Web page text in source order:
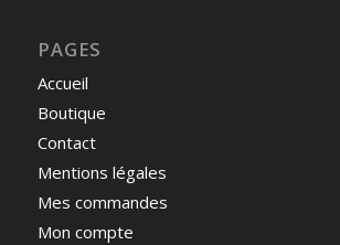
PAGES
Accueil
Boutique
Contact
Mentions légales
Mes commandes
Mon compte